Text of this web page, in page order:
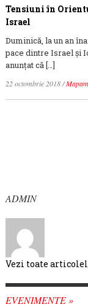
Tensiuni în
Israel
Duminică, la un an
pace dintre Israel și
anunțat că […]
22 octombrie 2018/
ADMIN
Vezi toate
EVENIMENTE »